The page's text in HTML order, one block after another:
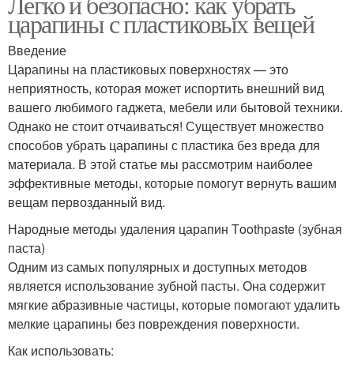
царапины с пластиковых вещей
Введение
Царапины на пластиковых поверхностях — это
неприятность, которая может испортить внешний вид
вашего любимого гаджета, мебели или бытовой техники.
Однако не стоит отчаиваться! Существует множество
способов убрать царапины с пластика без вреда для
материала. В этой статье мы рассмотрим наиболее
эффективные методы, которые помогут вернуть вашим
вещам первозданный вид.
Народные методы удаления царапин Тoothpaste (зубная
паста)
Одним из самых популярных и доступных методов
является использование зубной пасты. Она содержит
мягкие абразивные частицы, которые помогают удалить
мелкие царапины без повреждения поверхности.
Как использовать: